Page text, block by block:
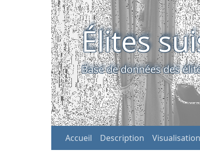
Élites
Base de données des
Accueil Description